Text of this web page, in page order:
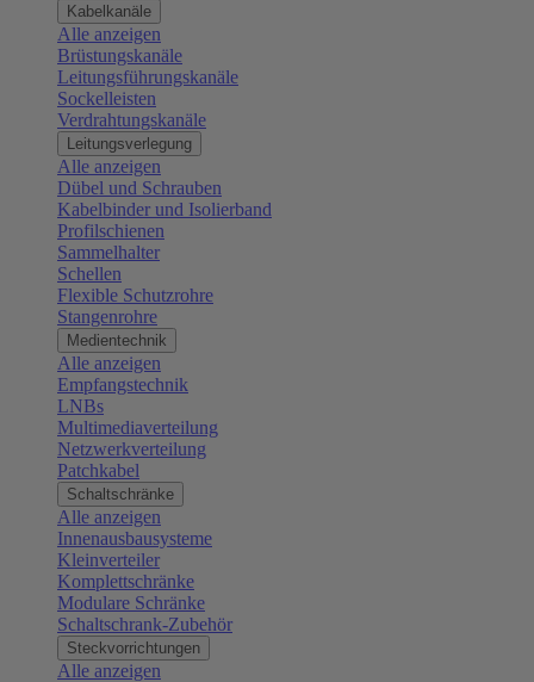
Kabelkanäle
Alle anzeigen
Brüstungskanäle
Leitungsführungskanäle
Sockelleisten
Verdrahtungskanäle
Leitungsverlegung
Alle anzeigen
Dübel und Schrauben
Kabelbinder und Isolierband
Profilschienen
Sammelhalter
Schellen
Flexible Schutzrohre
Stangenrohre
Medientechnik
Alle anzeigen
Empfangstechnik
LNBs
Multimediaverteilung
Netzwerkverteilung
Patchkabel
Schaltschränke
Alle anzeigen
Innenausbausysteme
Kleinverteiler
Komplettschränke
Modulare Schränke
Schaltschrank-Zubehör
Steckvorrichtungen
Alle anzeigen